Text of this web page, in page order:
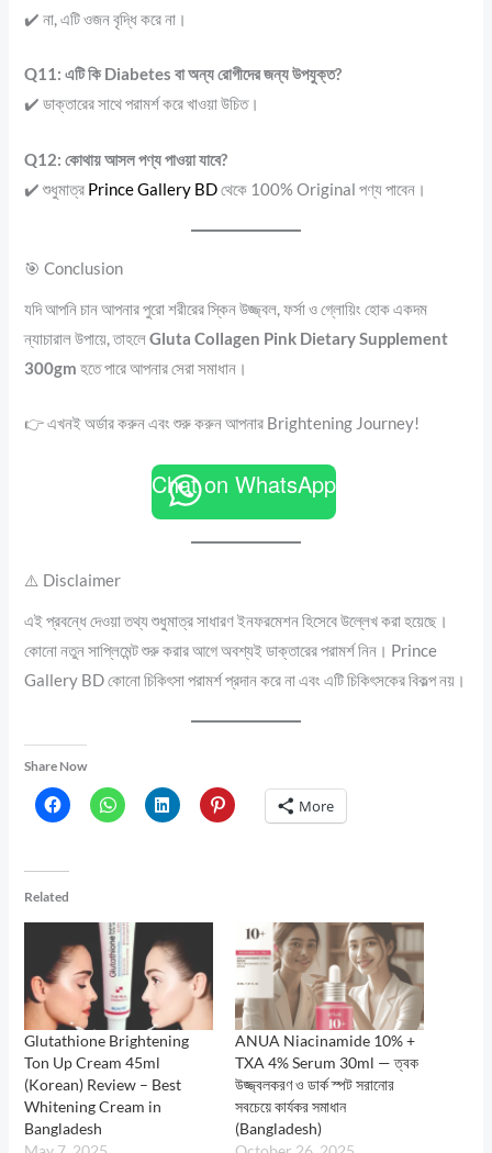
✔️ না, এটি ওজন বৃদ্ধি করে না।
Q11: এটি কি Diabetes বা অন্য রোগীদের জন্য উপযুক্ত?
✔️ ডাক্তারের সাথে পরামর্শ করে খাওয়া উচিত।
Q12: কোথায় আসল পণ্য পাওয়া যাবে?
✔️ শুধুমাত্র Prince Gallery BDথেকে 100% Original পণ্য পাবেন।
🎯 Conclusion
যদি আপনি চান আপনার পুরো শরীরের স্কিন উজ্জ্বল, ফর্সা ও গ্লোয়িং হোক একদম
ন্যাচারাল উপায়ে, তাহলেGluta Collagen Pink Dietary Supplement
300gm হতে পারে আপনার সেরা সমাধান।
👉 এখনই অর্ডার করুন এবং শুরু করুন আপনার Brightening Journey!
Chat on WhatsApp
⚠️ Disclaimer
এই প্রবন্ধে দেওয়া তথ্য শুধুমাত্র সাধারণ ইনফরমেশন হিসেবে উল্লেখ করা হয়েছে।
কোনো নতুন সাপ্লিমেন্ট শুরু করার আগে অবশ্যই ডাক্তারের পরামর্শ নিন। Prince
Gallery BD কোনো চিকিৎসা পরামর্শ প্রদান করে না এবং এটি চিকিৎসকের বিকল্প নয়।
Share Now
More
Related
Glutathione Brightening
Ton Up Cream 45ml
(Korean) Review – Best
Whitening Cream in
Bangladesh
ANUA Niacinamide 10% +
TXA 4% Serum 30ml — ত্বক
উজ্জ্বলকরণ ও ডার্ক স্পট সরানোর
সবচেয়ে কার্যকর সমাধান
(Bangladesh)